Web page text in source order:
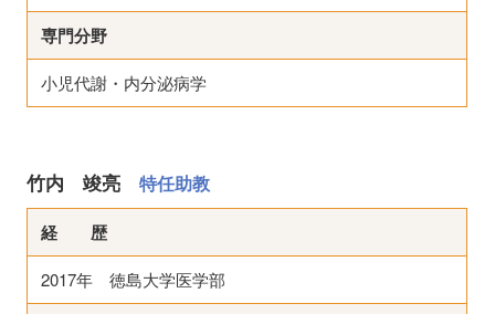
専門分野
小児代謝・内分泌病学
竹内 竣亮特任助教
経 歴
2017年 徳島大学医学部